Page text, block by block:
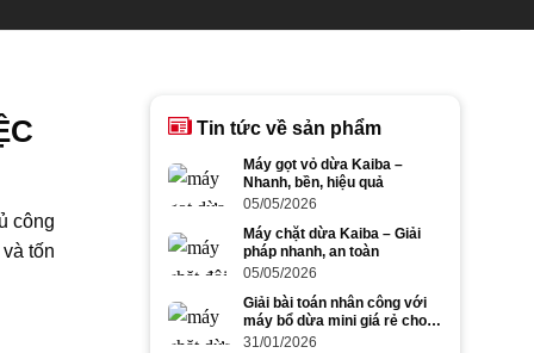
công
tốn
Tin tức về sản phẩm
Máy gọt vỏ dừa Kaiba –
Nhanh, bền, hiệu quả
05/05/2026
Máy chặt dừa Kaiba – Giải
pháp nhanh, an toàn
05/05/2026
Giải bài toán nhân công với
máy bổ dừa mini giá rẻ cho
dừa to và dừa nhỏ
31/01/2026